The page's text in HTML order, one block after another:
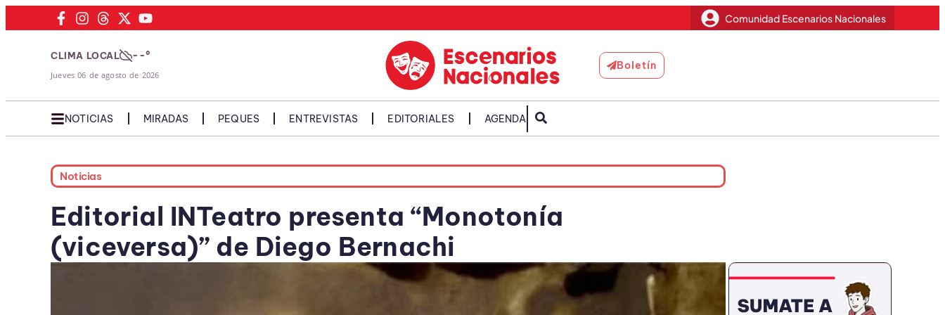
Comunidad Escenarios Nacionales
CLIMA LOCAL --°
Jueves 06 de agosto de 2026
Boletín
NOTICIAS MIRADAS PEQUES ENTREVISTAS EDITORIALES AGENDA
Noticias
Editorial INTeatro presenta “Monotonía
(viceversa)” de Diego Bernachi